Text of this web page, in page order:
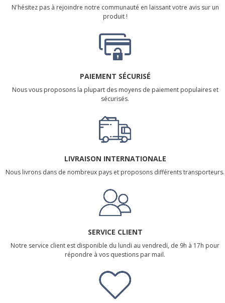
N'hésitez pas à rejoindre notre communauté en laissant votre avis sur un
produit !
PAIEMENT SÉCURISÉ
Nous vous proposons la plupart des moyens de paiement populaires et
sécurisés.
LIVRAISON INTERNATIONALE
Nous livrons dans de nombreux pays et proposons différents transporteurs.
SERVICE CLIENT
Notre service client est disponible du lundi au vendredi, de 9h à 17h pour
répondre à vos questions par mail.